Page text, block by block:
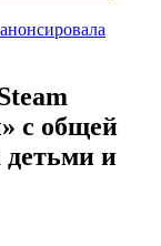
с общей
детьми и